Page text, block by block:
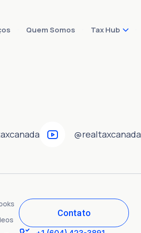
Quem Somos Tax Hub
@realtaxcanada
Contato